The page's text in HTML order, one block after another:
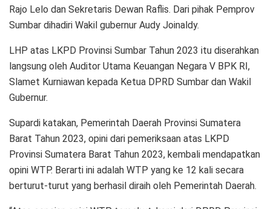
Rajo Lelo dan Sekretaris Dewan Raflis. Dari pihak Pemprov
Sumbar dihadiri Wakil gubernur Audy Joinaldy.
LHP atas LKPD Provinsi Sumbar Tahun 2023 itu diserahkan
langsung oleh Auditor Utama Keuangan Negara V BPK RI,
Slamet Kurniawan kepada Ketua DPRD Sumbar dan Wakil
Gubernur.
Supardi katakan, Pemerintah Daerah Provinsi Sumatera
Barat Tahun 2023, opini dari pemeriksaan atas LKPD
Provinsi Sumatera Barat Tahun 2023, kembali mendapatkan
opini WTP. Berarti ini adalah WTP yang ke 12 kali secara
berturut-turut yang berhasil diraih oleh Pemerintah Daerah.